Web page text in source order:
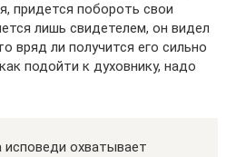
придется побороть свои
лишь свидетелем, он видел
вряд ли получится его сильно
подойти к духовнику, надо
исповеди охватывает